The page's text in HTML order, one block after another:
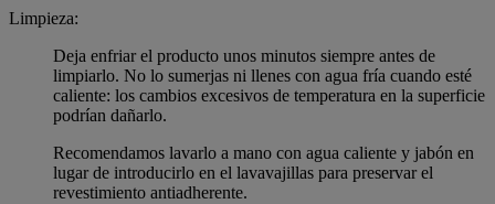
Limpieza:
Deja enfriar el producto unos minutos siempre antes de
limpiarlo. No lo sumerjas ni llenes con agua fría cuando esté
caliente: los cambios excesivos de temperatura en la superficie
podrían dañarlo.
Recomendamos lavarlo a mano con agua caliente y jabón en
lugar de introducirlo en el lavavajillas para preservar el
revestimiento antiadherente.